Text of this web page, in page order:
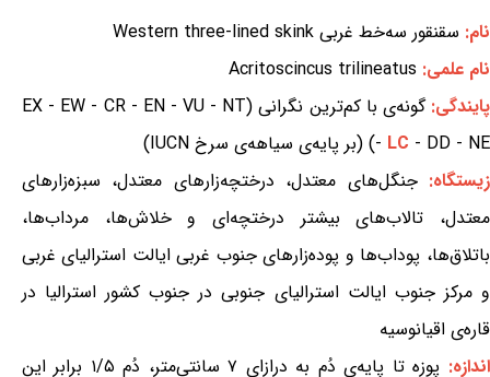
نام: سقنقور سه‌خط غربی Western three-lined skink
نام علمی: Acritoscincus trilineatus
پایندگی:
گونه‌ی با کم‌ترین نگرانی (EX - EW - CR - EN - VU - NT
- LC - DD - NE) (بر پایه‌ی سیاهه‌ی سرخ IUCN)
زیستگاه:جنگل‌های معتدل، درختچه‌زارهای معتدل، سبزه‌زارهای
معتدل، تالاب‌های بیشتر درختچه‌ای و خلاش‌ها، مرداب‌ها،
باتلاق‌ها، پوداب‌ها و پوده‌زارهای جنوب غربی ایالت استرالیای غربی
و مرکز جنوب ایالت استرالیای جنوبی در جنوب کشور استرالیا در
قاره‌ی اقیانوسیه
اندازه:
پوزه تا پایه‌ی دُم به درازای ۷ سانتی‌متر، دُم ۱/۵ برابر این